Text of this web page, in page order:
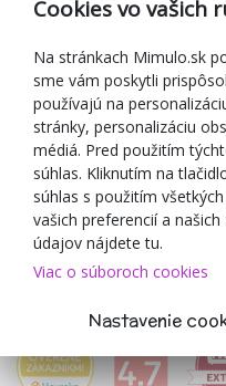
Darčekové poukážky
Zľavové kupóny
Blog
O predajcovi
Mimulo.sk
Obchodné podmienky
Ochrana osobných údajov
Kontakty
Spolupracujeme
Cookies vo vašich
Na stránkach Mimulo.sk
sme vám poskytli
používajú na
stránky, personalizáciu
médiá. Pred použitím
súhlas. Kliknutím na
súhlas s použitím
vašich preferencií a
údajov nájdete tu.
Viac o súboroch cookies
Nastavenie